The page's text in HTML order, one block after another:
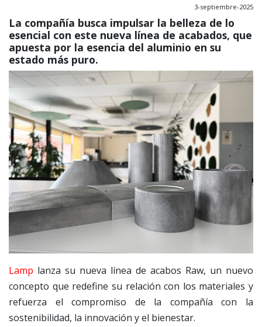
3-septiembre-2025
La compañía busca impulsar la belleza de lo
esencial con este nueva línea de acabados, que
apuesta por la esencia del aluminio en su
estado más puro.
Lamp lanza su nueva línea de acabos Raw, un nuevo
concepto que redefine su relación con los materiales y
refuerza el compromiso de la compañía con la
sostenibilidad, la innovación y el bienestar.